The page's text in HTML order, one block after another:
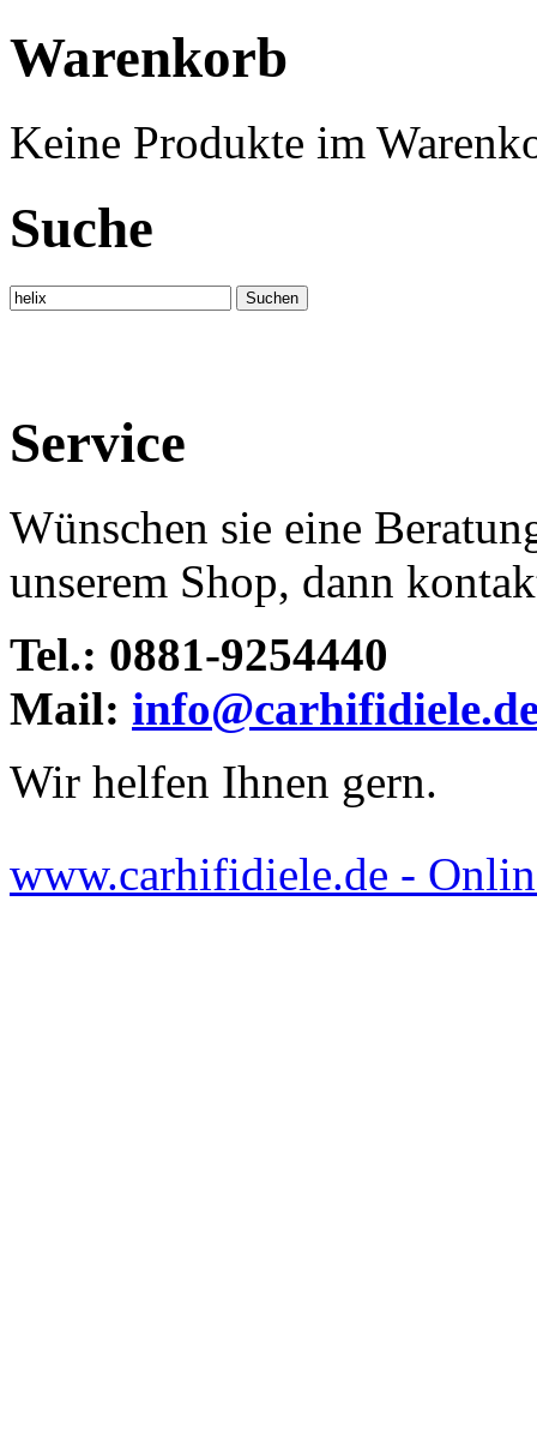
Warenkorb
Keine Produkte im
Suche
Service
Wünschen sie eine
unserem Shop, dann
Tel.: 0881-9254440
Mail:
Wir helfen Ihnen gern.
www.carhifidiele.de -